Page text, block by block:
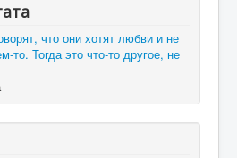
что они хотят любви и не
то. Тогда это что-то другое, не